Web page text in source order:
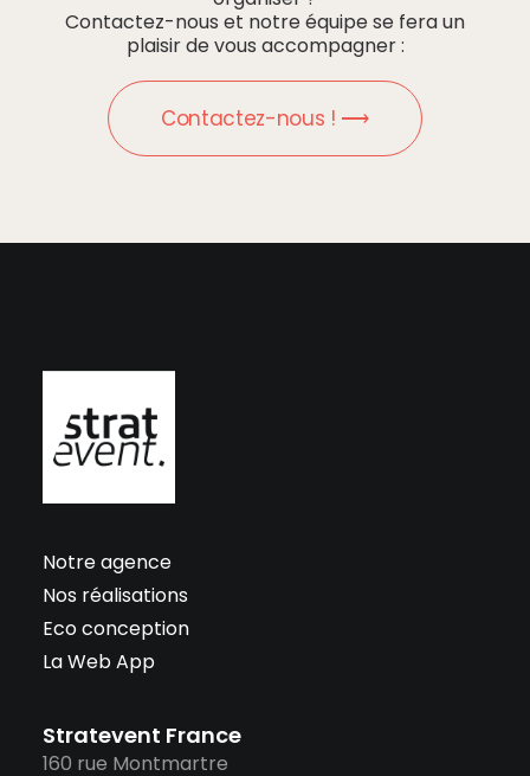
Contactez-nous et notre équipe se fera un
plaisir de vous accompagner :
Contactez-nous ! ⟶
Notre agence
Nos réalisations
Eco conception
La Web App
Stratevent France
160 rue Montmartre